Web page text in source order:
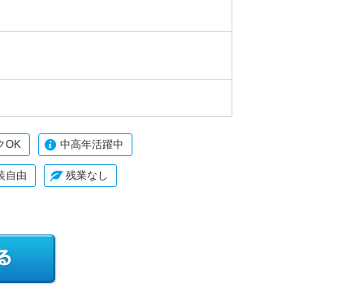
OK 中高年活躍中
自由 残業なし